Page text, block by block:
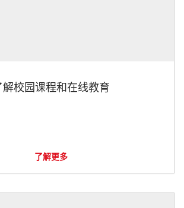
解校园课程和在线教育
了解更多